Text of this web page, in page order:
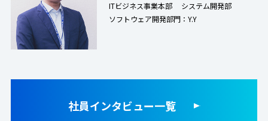
ITビジネス事業本部 システム開発部
ソフトウェア開発部門：Y.Y
社員インタビュー一覧